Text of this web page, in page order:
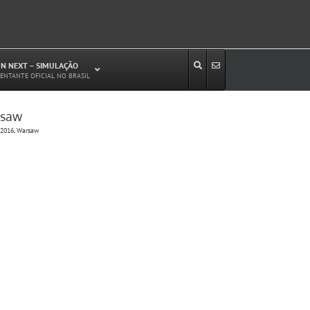
NEXT – SIMULAÇÃO
OFICIAL NO BRASIL
Warsaw